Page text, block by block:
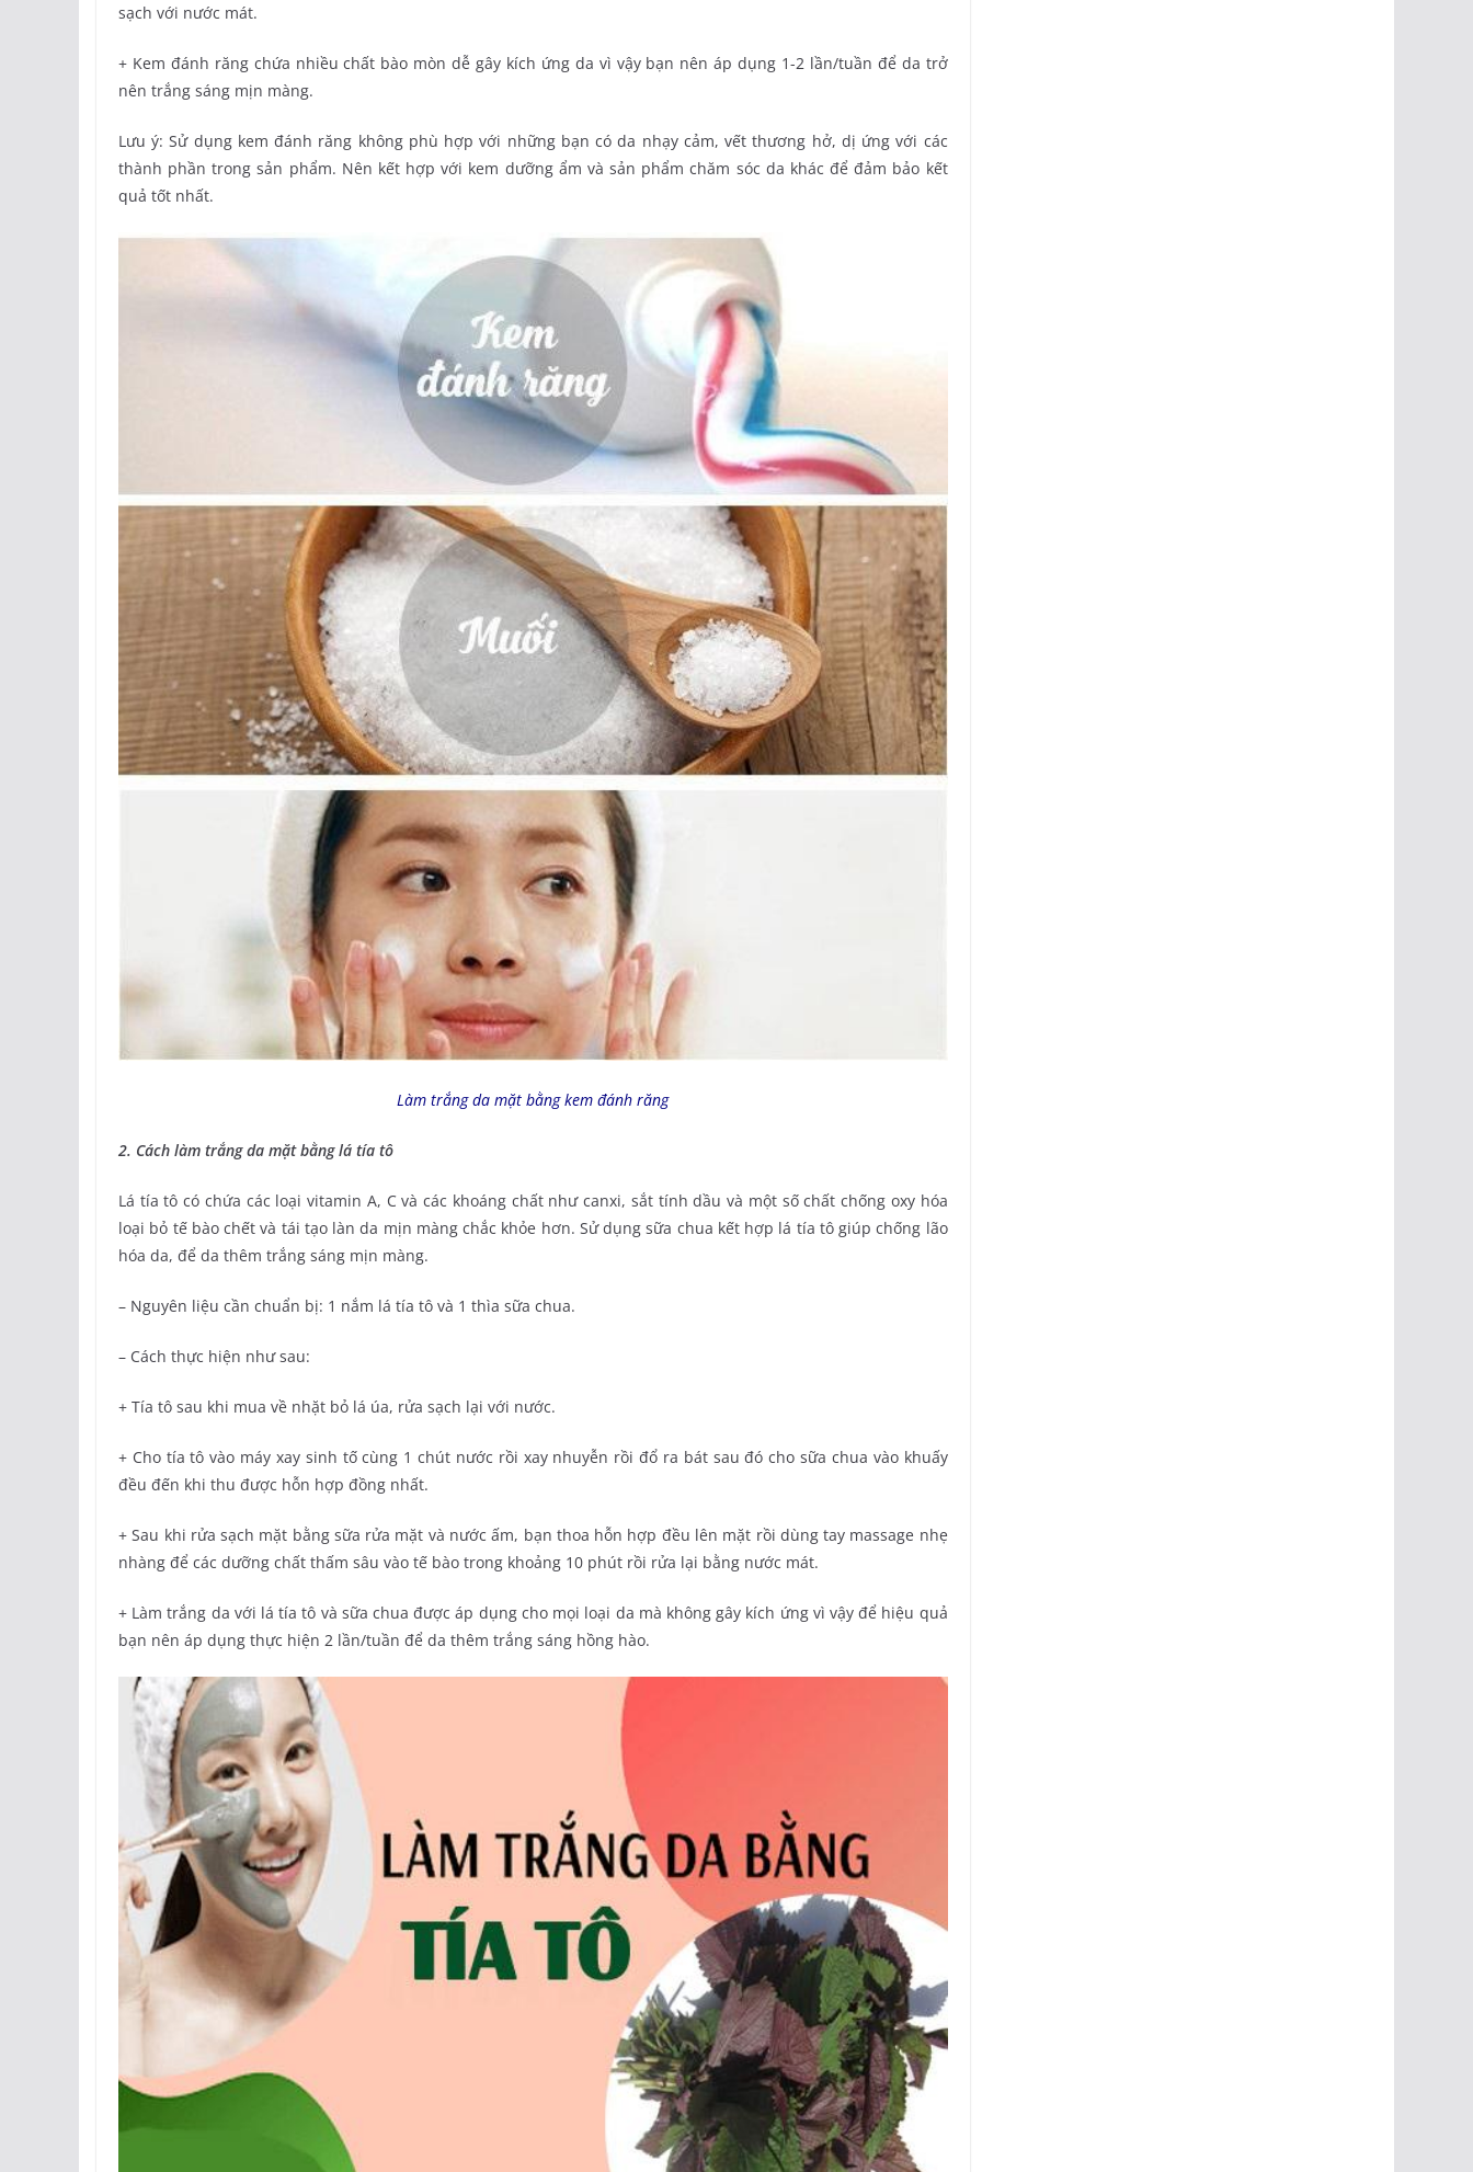
sạch với nước mát.
+ Kem đánh răng chứa nhiều chất bào mòn dễ gây kích ứng da vì vậy bạn nên áp dụng 1-2 lần/tuần để da trở
nên trắng sáng mịn màng.
Lưu ý: Sử dụng kem đánh răng không phù hợp với những bạn có da nhạy cảm, vết thương hở, dị ứng với các
thành phần trong sản phẩm. Nên kết hợp với kem dưỡng ẩm và sản phẩm chăm sóc da khác để đảm bảo kết
quả tốt nhất.
Làm trắng da mặt bằng kem đánh răng
2. Cách làm trắng da mặt bằng lá tía tô
Lá tía tô có chứa các loại vitamin A, C và các khoáng chất như canxi, sắt tính dầu và một số chất chống oxy hóa
loại bỏ tế bào chết và tái tạo làn da mịn màng chắc khỏe hơn. Sử dụng sữa chua kết hợp lá tía tô giúp chống lão
hóa da, để da thêm trắng sáng mịn màng.
– Nguyên liệu cần chuẩn bị: 1 nắm lá tía tô và 1 thìa sữa chua.
– Cách thực hiện như sau:
+ Tía tô sau khi mua về nhặt bỏ lá úa, rửa sạch lại với nước.
+ Cho tía tô vào máy xay sinh tố cùng 1 chút nước rồi xay nhuyễn rồi đổ ra bát sau đó cho sữa chua vào khuấy
đều đến khi thu được hỗn hợp đồng nhất.
+ Sau khi rửa sạch mặt bằng sữa rửa mặt và nước ấm, bạn thoa hỗn hợp đều lên mặt rồi dùng tay massage nhẹ
nhàng để các dưỡng chất thấm sâu vào tế bào trong khoảng 10 phút rồi rửa lại bằng nước mát.
+ Làm trắng da với lá tía tô và sữa chua được áp dụng cho mọi loại da mà không gây kích ứng vì vậy để hiệu quả
bạn nên áp dụng thực hiện 2 lần/tuần để da thêm trắng sáng hồng hào.